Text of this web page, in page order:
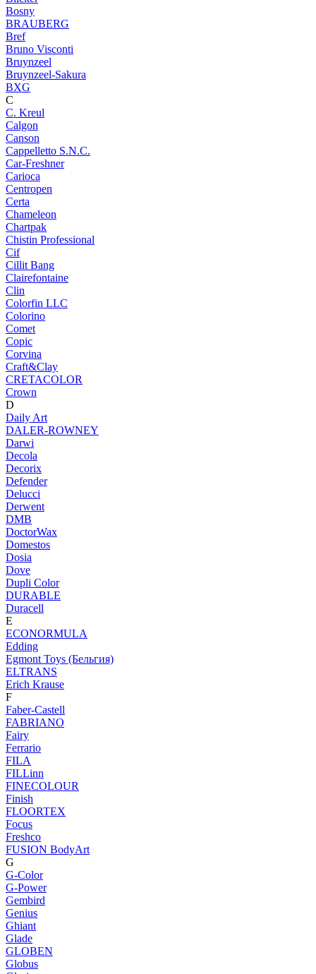
Bosny
BRAUBERG
Bref
Bruno Visconti
Bruynzeel
Bruynzeel-Sakura
BXG
C
C. Kreul
Calgon
Canson
Cappelletto S.N.C.
Car-Freshner
Carioca
Centropen
Certa
Chameleon
Chartpak
Chistin Professional
Cif
Cillit Bang
Clairefontaine
Clin
Colorfin LLC
Colorino
Comet
Copic
Corvina
Craft&Clay
CRETACOLOR
Crown
D
Daily Art
DALER-ROWNEY
Darwi
Decola
Decorix
Defender
Delucci
Derwent
DMB
DoctorWax
Domestos
Dosia
Dove
Dupli Color
DURABLE
Duracell
E
ECONORMULA
Edding
Egmont Toys (Бельгия)
ELTRANS
Erich Krause
F
Faber-Castell
FABRIANO
Fairy
Ferrario
FILA
FILLinn
FINECOLOUR
Finish
FLOORTEX
Focus
Freshco
FUSION BodyArt
G
G-Color
G-Power
Gembird
Genius
Ghiant
Glade
GLOBEN
Globus